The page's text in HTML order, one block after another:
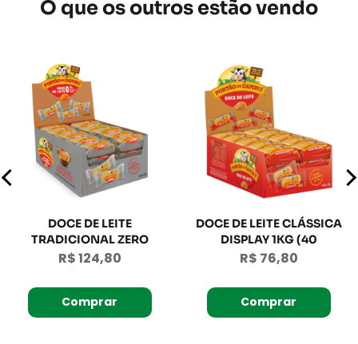
O que os outros estão vendo
DOCE DE LEITE
TRADICIONAL ZERO
AÇÚCAR DISPLAY 920G
R$ 124,80
Comprar
DOCE DE LEITE CLÁSSICA
DISPLAY 1KG (40
UNIDADES DE 23G)
R$ 76,80
Comprar